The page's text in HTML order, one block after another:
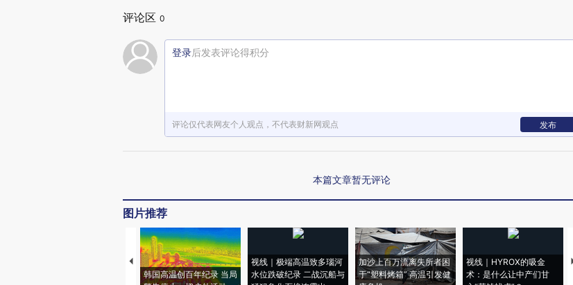
评论区 0
登录后发表评论得积分
评论仅代表网友个人观点，不代表财新网观点 发布
本篇文章暂无评论
图片推荐
韩国高温创百年纪录 当局
视线｜极端高温致多瑙河
水位跌破纪录 二战沉船与
加沙上百万流离失所者困
于“塑料烤箱” 高温引发健
视线｜HYROX的吸金
术：是什么让中产们甘